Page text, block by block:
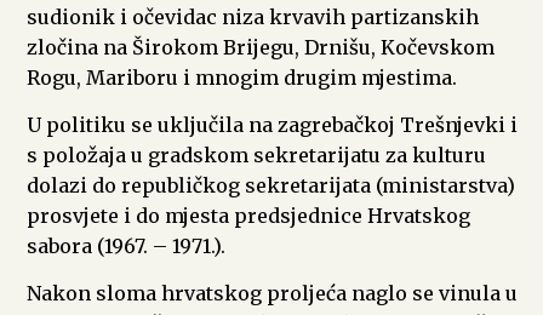
sudionik i očevidac niza krvavih partizanskih
zločina na Širokom Brijegu, Drnišu, Kočevskom
Rogu, Mariboru i mnogim drugim mjestima.
U politiku se uključila na zagrebačkoj Trešnjevki i
s položaja u gradskom sekretarijatu za kulturu
dolazi do republičkog sekretarijata (ministarstva)
prosvjete i do mjesta predsjednice Hrvatskog
sabora (1967. – 1971.).
Nakon sloma hrvatskog proljeća naglo se vinula u